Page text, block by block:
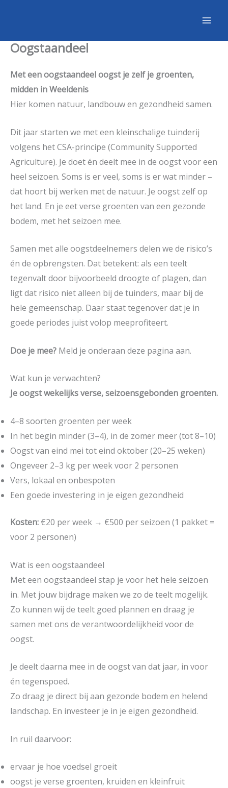
inhoud
Oogstaandeel
Met een oogstaandeel oogst je zelf je groenten,
midden in Weeldenis
Hier komen natuur, landbouw en gezondheid samen.
Dit jaar starten we met een kleinschalige tuinderij
volgens het CSA-principe (Community Supported
Agriculture). Je doet én deelt mee in de oogst voor een
heel seizoen. Soms is er veel, soms is er wat minder –
dat hoort bij werken met de natuur. Je oogst zelf op
het land. En je eet verse groenten van een gezonde
bodem, met het seizoen mee.
Samen met alle oogstdeelnemers delen we de risico’s
én de opbrengsten. Dat betekent: als een teelt
tegenvalt door bijvoorbeeld droogte of plagen, dan
ligt dat risico niet alleen bij de tuinders, maar bij de
hele gemeenschap. Daar staat tegenover dat je in
goede periodes juist volop meeprofiteert.
Doe je mee? Meld je onderaan deze pagina aan.
Wat kun je verwachten?
Je oogst wekelijks verse, seizoensgebonden groenten.
4–8 soorten groenten per week
In het begin minder (3–4), in de zomer meer (tot 8–10)
Oogst van eind mei tot eind oktober (20–25 weken)
Ongeveer 2–3 kg per week voor 2 personen
Vers, lokaal en onbespoten
Een goede investering in je eigen gezondheid
Kosten: €20 per week → €500 per seizoen (1 pakket =
voor 2 personen)
Wat is een oogstaandeel
Met een oogstaandeel stap je voor het hele seizoen
in. Met jouw bijdrage maken we zo de teelt mogelijk.
Zo kunnen wij de teelt goed plannen en draag je
samen met ons de verantwoordelijkheid voor de
oogst.
Je deelt daarna mee in de oogst van dat jaar, in voor
én tegenspoed.
Zo draag je direct bij aan gezonde bodem en helend
landschap. En investeer je in je eigen gezondheid.
In ruil daarvoor:
ervaar je hoe voedsel groeit
oogst je verse groenten, kruiden en kleinfruit